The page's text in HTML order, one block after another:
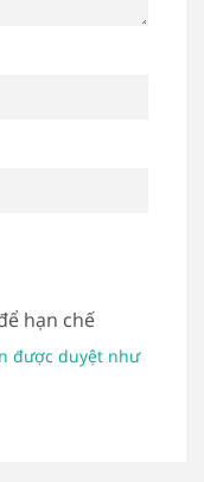
hạn chế
được duyệt như